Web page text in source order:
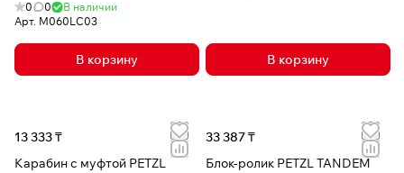
0 0
В наличии
Арт. M060LC03
В корзину В корзину
13 333 ₸
Карабин с муфтой PETZL
33 387 ₸
Блок-ролик PETZL TANDEM